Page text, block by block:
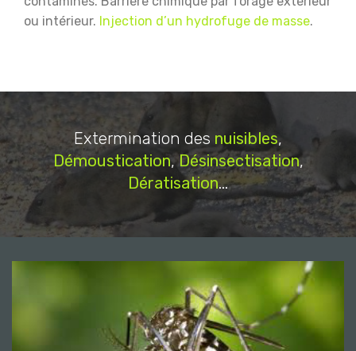
ou intérieur. Injection d’un hydrofuge de masse.
Extermination des nuisibles,
Démoustication,Désinsectisation,
Dératisation...